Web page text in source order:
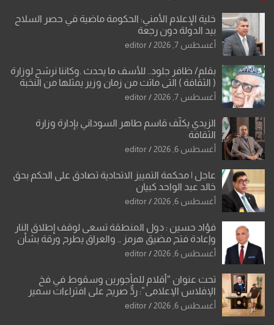
خلية الإعلام الأمني: الحكومة ماضية في حصر السلاح
بيد الدولة دون رجعة
أغسطس 7, 2026 editor
بقلم/ ظافر جلود.. للأسف ما يحدث .وكاننا نرشح لوزارة
( الثقافة ) التي ماتت من زمان وزير يمثلها من النخبة
والإرث العظيم للثقافة العراقية..
أغسطس 7, 2026 editor
الزيدي يكلّف قاسم طاهر السوداني بإدارة وزارة
الثقافة
أغسطس 6, 2026 editor
عاجل | محكمة التمييز الاتحادية تصادق على الحكم بحق
خالد عبد الواحد كبيان
أغسطس 6, 2026 editor
فؤاد حسين : دول المنطقة تسعى لوقف إطلاق النار
وإعادة فتح مضيق هرمز .. والعراق يطرح ورقة بشأن
تحولات القدس
أغسطس 6, 2026 editor
تحت عنوان “أقلام للمأجورين وسقوط في فخ
الإفلاس الإعلامي”: ردٌّ صريح على افتراءات سمير
الشكرجي
أغسطس 6, 2026 editor